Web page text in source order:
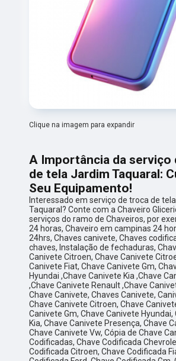
Clique na imagem para expandir
A Importância da serviço
de tela Jardim Taquaral:
Seu Equipamento!
Interessado em serviço de troca de
Taquaral? Conte com a Chaveiro
serviços do ramo de Chaveiros, por
24 horas, Chaveiro em campinas 24
24hrs, Chaves canivete, Chaves
chaves, Instalação de fechaduras,
Canivete Citroen, Chave Canivete
Canivete Fiat, Chave Canivete Gm,
Hyundai ,Chave Canivete Kia ,Chave
,Chave Canivete Renault ,Chave
Chave Canivete, Chaves Canivete,
Chave Canivete Citroen, Chave
Canivete Gm, Chave Canivete Hyundai,
Kia, Chave Canivete Presença, Chave
Chave Canivete Vw, Cópia de Chave
Codificadas, Chave Codificada
Codificada Citroen, Chave Codificada